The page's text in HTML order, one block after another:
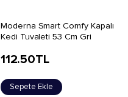
Moderna Smart Comfy Kapalı
Kedi Tuvaleti 53 Cm Gri
112.50TL
Sepete Ekle